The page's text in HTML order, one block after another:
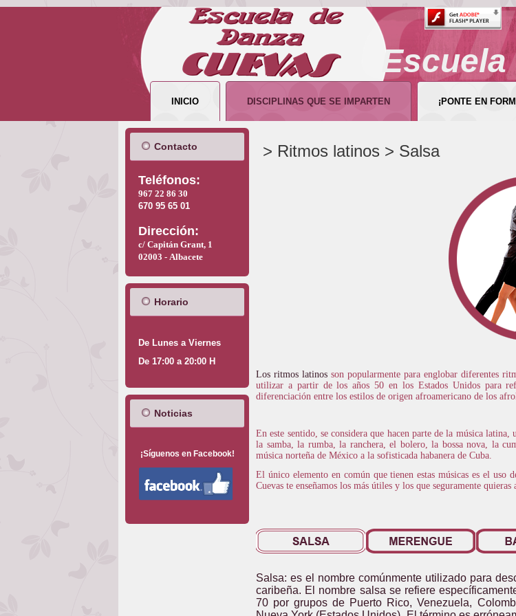
INICIO DISCIPLINAS QUE SE IMPARTEN ¡PONTE EN
Contacto
Teléfonos:
967 22 86 30
670 95 65 01
Dirección:
c/ Capitán Grant, 1
02003 - Albacete
Horario
De Lunes a Viernes
De 17:00 a 20:00 H
Noticias
¡Síguenos en Facebook!
> Ritmos latinos > Salsa
Los ritmos latinosson popularmente para englobar diferentes
utilizar a partir de los años 50 en los Estados Unidos para
diferenciación entre los estilos de origen afroamericano de los
En este sentido, se considera que hacen parte de la música
la samba, la rumba, la ranchera, el bolero, la bossa nova, la
música norteña de México a la sofisticada habanera de Cuba.
El único elemento en común que tienen estas músicas es el uso
Cuevas te enseñamos los más útiles y los que seguramente
Salsa: es el nombre comúnmente utilizado para
caribeña. El nombre salsa se refiere
70 por grupos de Puerto Rico, Venezuela,